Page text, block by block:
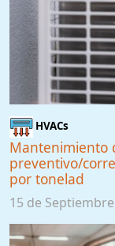
HVACs
Mantenimiento
preventivo/
por tonelad
15 de